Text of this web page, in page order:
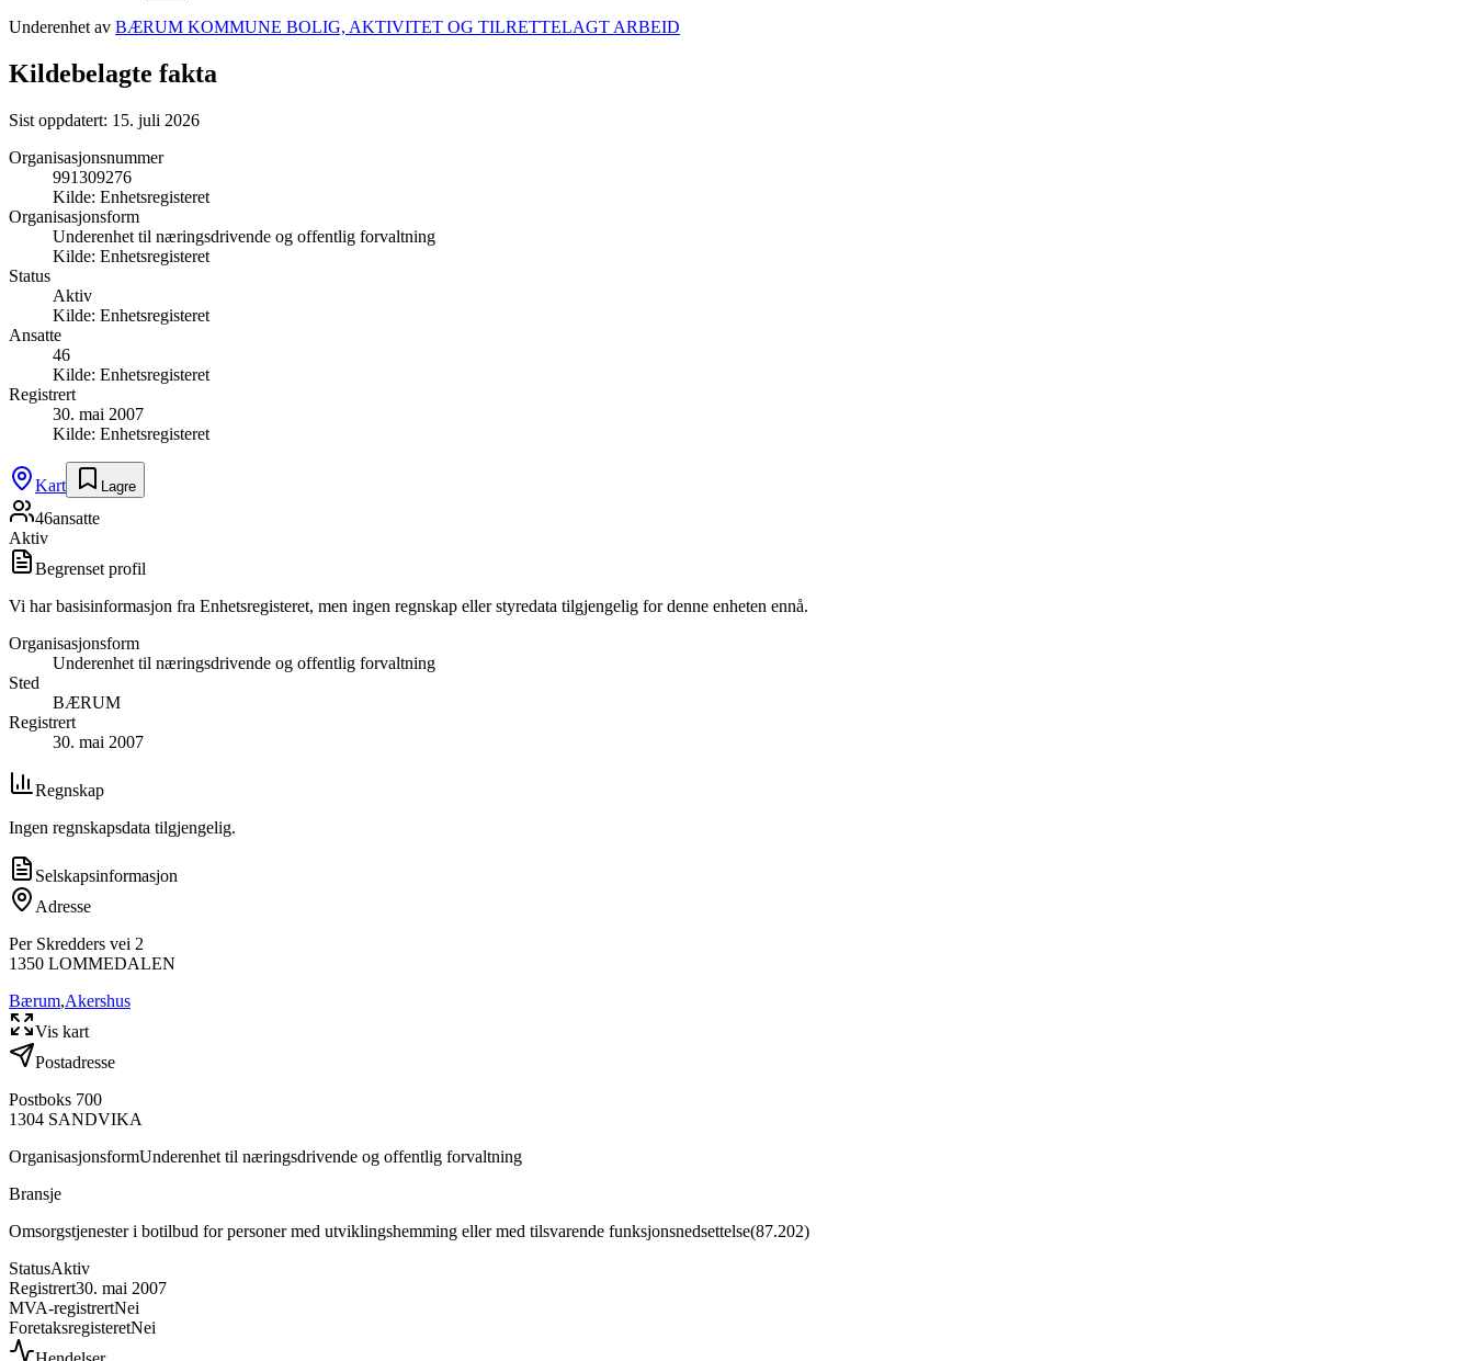
Underenhet av BÆRUM KOMMUNE BOLIG, AKTIVITET OG TILRETTELAGT ARBEID
Kildebelagte fakta
Sist oppdatert: 15. juli 2026
Organisasjonsnummer
991309276
Kilde: Enhetsregisteret
Organisasjonsform
Underenhet til næringsdrivende og offentlig forvaltning
Kilde: Enhetsregisteret
Status
Aktiv
Kilde: Enhetsregisteret
Ansatte
46
Kilde: Enhetsregisteret
Registrert
30. mai 2007
Kilde: Enhetsregisteret
Kart Lagre
46ansatte
Aktiv
Begrenset profil
Vi har basisinformasjon fra Enhetsregisteret, men ingen regnskap eller styredata tilgjengelig for denne enheten ennå.
Organisasjonsform
Underenhet til næringsdrivende og offentlig forvaltning
Sted
BÆRUM
Registrert
30. mai 2007
Regnskap
Ingen regnskapsdata tilgjengelig.
Selskapsinformasjon
Adresse
Per Skredders vei 2
1350 LOMMEDALEN
Bærum,Akershus
Vis kart
Postadresse
Postboks 700
1304 SANDVIKA
OrganisasjonsformUnderenhet til næringsdrivende og offentlig forvaltning
Bransje
Omsorgstjenester i botilbud for personer med utviklingshemming eller med tilsvarende funksjonsnedsettelse(87.202)
StatusAktiv
Registrert30. mai 2007
MVA-registrertNei
ForetaksregisteretNei